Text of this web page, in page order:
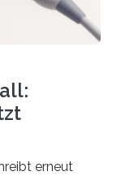
in
erneut